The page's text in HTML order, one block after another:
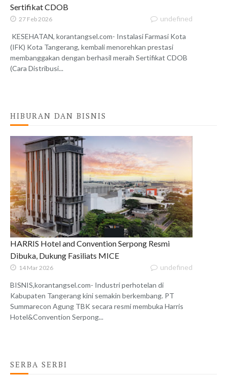
Sertifikat CDOB
27 Feb 2026 undefined
KESEHATAN, korantangsel.com- Instalasi Farmasi Kota
(IFK) Kota Tangerang, kembali menorehkan prestasi
membanggakan dengan berhasil meraih Sertifikat CDOB
(Cara Distribusi...
HIBURAN DAN BISNIS
HARRIS Hotel and Convention Serpong Resmi
Dibuka, Dukung Fasiliats MICE
14 Mar 2026 undefined
BISNIS,korantangsel.com- Industri perhotelan di
Kabupaten Tangerang kini semakin berkembang. PT
Summarecon Agung TBK secara resmi membuka Harris
Hotel&Convention Serpong...
SERBA SERBI